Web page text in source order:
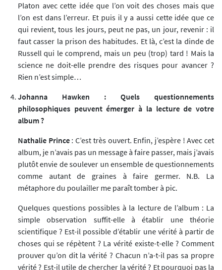
Platon avec cette idée que l’on voit des choses mais que
l’on est dans l’erreur. Et puis il y a aussi cette idée que ce
qui revient, tous les jours, peut ne pas, un jour, revenir : il
faut casser la prison des habitudes. Et là, c’est la dinde de
Russell qui le comprend, mais un peu (trop) tard ! Mais la
science ne doit-elle prendre des risques pour avancer ?
Rien n’est simple…
Johanna Hawken : Quels questionnements
philosophiques peuvent émerger à la lecture de votre
album ?
Nathalie Prince: C’est très ouvert. Enfin, j’espère ! Avec cet
album, je n’avais pas un message à faire passer, mais j’avais
plutôt envie de soulever un ensemble de questionnements
comme autant de graines à faire germer. N.B. La
métaphore du poulailler me paraît tomber à pic.
Quelques questions possibles à la lecture de l’album : La
simple observation suffit-elle à établir une théorie
scientifique ? Est-il possible d’établir une vérité à partir de
choses qui se répètent ? La vérité existe-t-elle ? Comment
prouver qu’on dit la vérité ? Chacun n’a-t-il pas sa propre
vérité ? Est-il utile de chercher la vérité ? Et pourquoi pas la